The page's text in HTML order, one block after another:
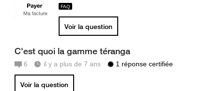
Voir la question
C'est quoi la gamme téranga
6 il y a plus de 7 ans 1 réponse certifiée
Voir la question